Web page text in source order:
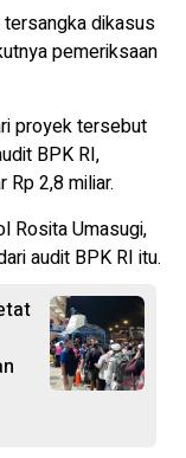
dikasus
pemeriksaan
proyek tersebut
BPK RI,
2,8 miliar.
Rosita Umasugi,
audit BPK RI itu.